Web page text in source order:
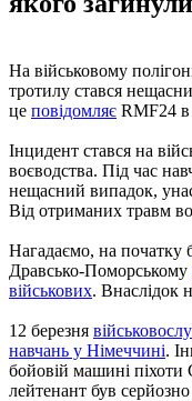
На військовому
тротилу стався
це повідомляє RMF24 в
Інцидент стався на
воєводства. Під час
нещасний випадок,
Від отриманих травм
Нагадаємо, на початку
Дравсько-Поморському
військових. Внаслідок
12 березня
навчань у Німеччині.
бойовій машині піхоти
лейтенант був